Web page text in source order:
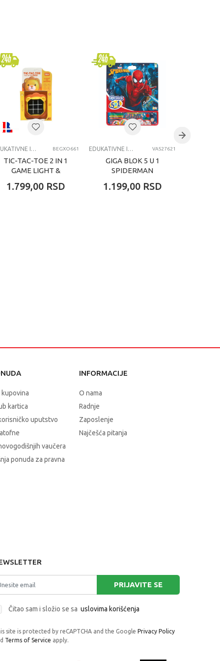
EDUKATIVNE IGRAČKE ZA DECU BEGXO661
TIC-TAC-TOE 2 IN 1
GAME LIGHT &
1.799,00 RSD
EDUKATIVNE IGRAČKE ZA DECU VAS27621
GIGA BLOK 5 U 1
SPIDERMAN
1.199,00 RSD
kartica
uputstvo
vaučera
ponuda za pravna
INFORMACIJE
O nama
Radnje
Zaposlenje
Najčešća pitanja
PRIJAVITE SE
Čitao sam i složio se sa uslovima korišćenja
site is protected by reCAPTCHA and the Google Privacy Policy
Terms of Service apply.